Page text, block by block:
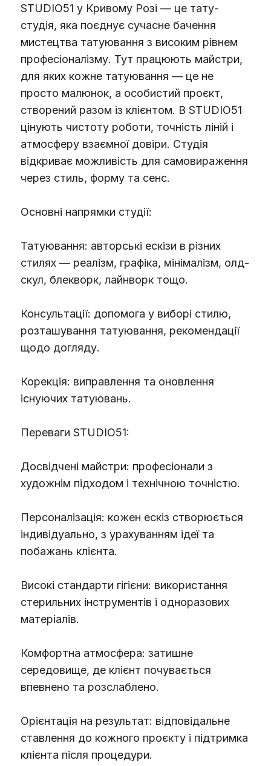
STUDIO51 у Кривому Розі — це тату-
студія, яка поєднує сучасне бачення
мистецтва татуювання з високим рівнем
професіоналізму. Тут працюють майстри,
для яких кожне татуювання — це не
просто малюнок, а особистий проєкт,
створений разом із клієнтом. В STUDIO51
цінують чистоту роботи, точність ліній і
атмосферу взаємної довіри. Студія
відкриває можливість для самовираження
через стиль, форму та сенс.
Основні напрямки студії:
Татуювання: авторські ескізи в різних
стилях — реалізм, графіка, мінімалізм, олд-
скул, блекворк, лайнворк тощо.
Консультації: допомога у виборі стилю,
розташування татуювання, рекомендації
щодо догляду.
Корекція: виправлення та оновлення
існуючих татуювань.
Переваги STUDIO51:
Досвідчені майстри: професіонали з
художнім підходом і технічною точністю.
Персоналізація: кожен ескіз створюється
індивідуально, з урахуванням ідеї та
побажань клієнта.
Високі стандарти гігієни: використання
стерильних інструментів і одноразових
матеріалів.
Комфортна атмосфера: затишне
середовище, де клієнт почувається
впевнено та розслаблено.
Орієнтація на результат: відповідальне
ставлення до кожного проєкту і підтримка
клієнта після процедури.